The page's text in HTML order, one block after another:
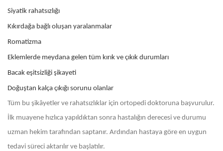
Siyatik rahatsızlığı
Kıkırdağa bağlı oluşan yaralanmalar
Romatizma
Eklemlerde meydana gelen tüm kırık ve çıkık durumları
Bacak eşitsizliği şikayeti
Doğuştan kalça çıkığı sorunu olanlar
Tüm bu şikâyetler ve rahatsızlıklar için ortopedi doktoruna başvurulur.
İlk muayene hızlıca yapıldıktan sonra hastalığın derecesi ve durumu
uzman hekim tarafından saptanır. Ardından hastaya göre en uygun
tedavi süreci aktarılır ve başlatılır.